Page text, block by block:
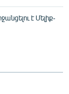
է Մելիք-